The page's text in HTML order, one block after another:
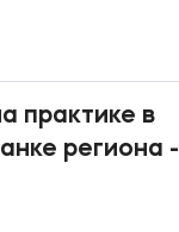
практике в
региона -